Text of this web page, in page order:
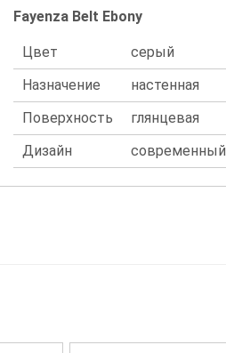
Fayenza Belt Ebony
Цвет
серый
Назначение
настенная
Поверхность
глянцевая
Дизайн
современный